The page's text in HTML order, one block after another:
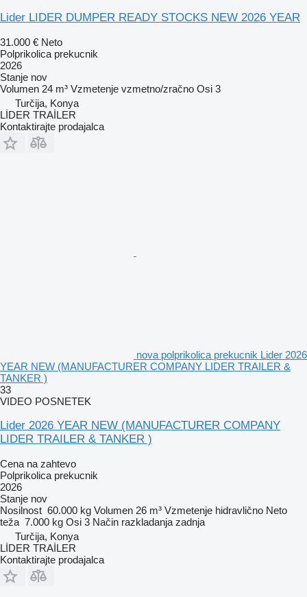
Lider LIDER DUMPER READY STOCKS NEW 2026 YEAR
31.000 € Neto
Polprikolica prekucnik
2026
Stanje nov
Volumen 24 m³ Vzmetenje vzmetno/zračno Osi 3
Turčija, Konya
LİDER TRAİLER
Kontaktirajte prodajalca
nova polprikolica prekucnik Lider 2026
YEAR NEW (MANUFACTURER COMPANY LIDER TRAILER &
TANKER )
33
VIDEO POSNETEK
Lider 2026 YEAR NEW (MANUFACTURER COMPANY
LIDER TRAILER & TANKER )
Cena na zahtevo
Polprikolica prekucnik
2026
Stanje nov
Nosilnost 60.000 kg Volumen 26 m³ Vzmetenje hidravlično Neto
teža 7.000 kg Osi 3 Način razkladanja zadnja
Turčija, Konya
LİDER TRAİLER
Kontaktirajte prodajalca